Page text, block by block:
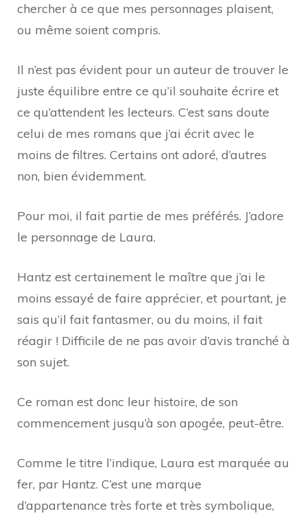
chercher à ce que mes personnages plaisent,
ou même soient compris.
Il n’est pas évident pour un auteur de trouver le
juste équilibre entre ce qu’il souhaite écrire et
ce qu’attendent les lecteurs. C’est sans doute
celui de mes romans que j’ai écrit avec le
moins de filtres. Certains ont adoré, d’autres
non, bien évidemment.
Pour moi, il fait partie de mes préférés. J’adore
le personnage de Laura.
Hantz est certainement le maître que j’ai le
moins essayé de faire apprécier, et pourtant, je
sais qu’il fait fantasmer, ou du moins, il fait
réagir ! Difficile de ne pas avoir d’avis tranché à
son sujet.
Ce roman est donc leur histoire, de son
commencement jusqu’à son apogée, peut-être.
Comme le titre l’indique, Laura est marquée au
fer, par Hantz. C’est une marque
d’appartenance très forte et très symbolique,